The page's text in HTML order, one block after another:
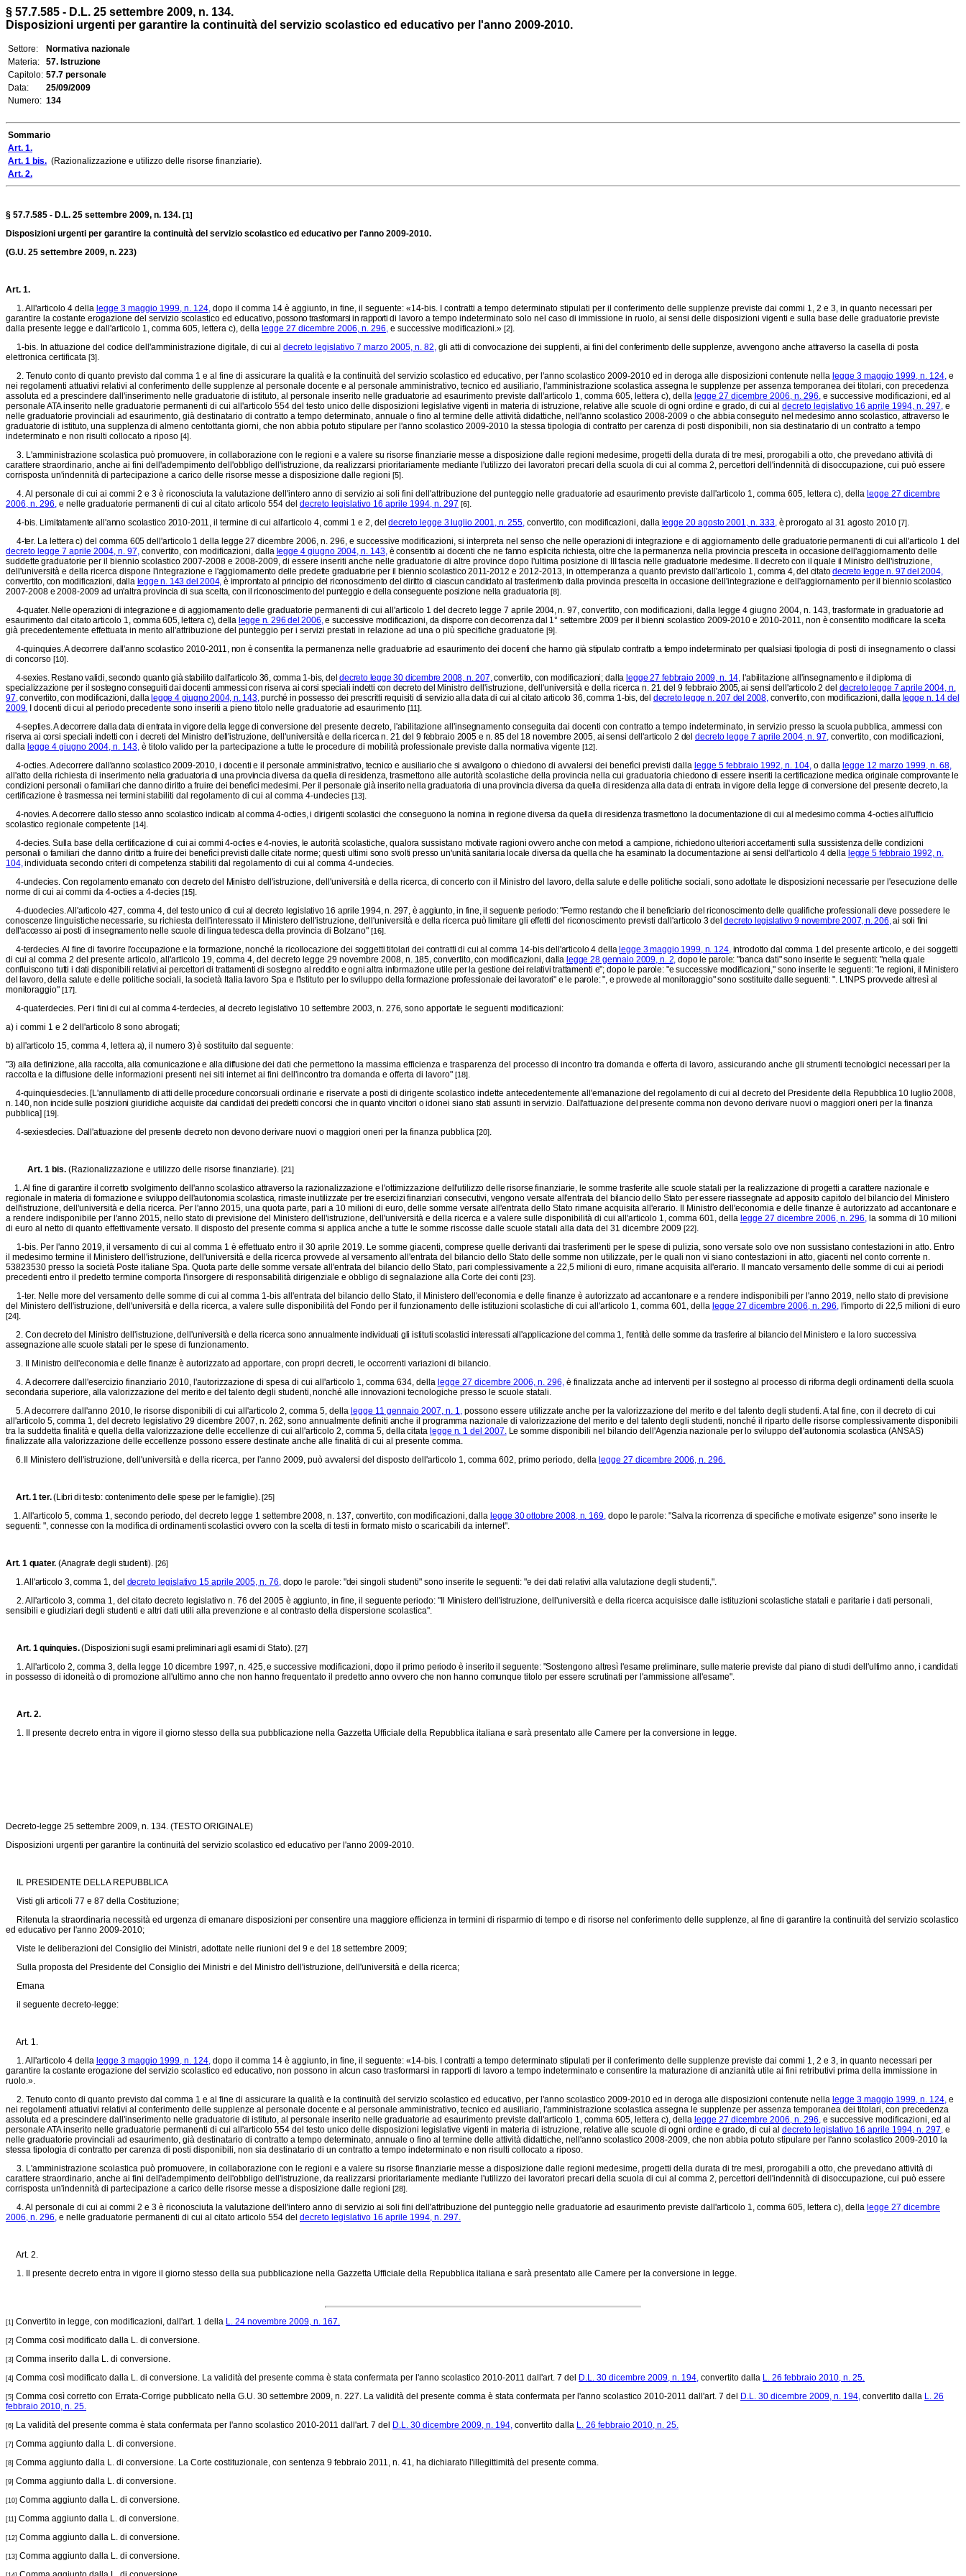
§ 57.7.585 - D.L. 25 settembre 2009, n. 134.
Disposizioni urgenti per garantire la continuità del servizio scolastico ed educativo per l'anno 2009-2010.
Settore:
Normativa nazionale
Materia:
57. Istruzione
Capitolo: 57.7 personale
Data:
25/09/2009
Numero: 134
Sommario
Art. 1.
Art. 1 bis. (Razionalizzazione e utilizzo delle risorse finanziarie).
Art. 2.
§ 57.7.585 - D.L. 25 settembre 2009, n. 134. [1]
Disposizioni urgenti per garantire la continuità del servizio scolastico ed educativo per l'anno 2009-2010.
(G.U. 25 settembre 2009, n. 223)
Art. 1.
1. All'articolo 4 della legge 3 maggio 1999, n. 124, dopo il comma 14 è aggiunto, in fine, il seguente: «14-bis. I contratti a tempo determinato stipulati per il conferimento delle supplenze previste dai commi 1, 2 e 3, in quanto necessari per
garantire la costante erogazione del servizio scolastico ed educativo,possono trasformarsi in rapporti di lavoro a tempo indeterminato solo nel caso di immissione in ruolo, ai sensi delle disposizioni vigenti e sulla base delle graduatorie previste
dalla presente legge e dall'articolo 1, comma 605, lettera c), della legge 27 dicembre 2006, n. 296, e successive modificazioni.» [2].
1-bis. In attuazione del codice dell'amministrazione digitale, di cui al decreto legislativo 7 marzo 2005, n. 82, gli atti di convocazione dei supplenti, ai fini del conferimento delle supplenze, avvengono anche attraverso la casella di posta
elettronica certificata [3].
2. Tenuto conto di quanto previsto dal comma 1 e al fine di assicurare la qualità e la continuità del servizio scolastico ed educativo, per l'anno scolastico 2009-2010 ed in deroga alle disposizioni contenute nella legge 3 maggio 1999, n. 124, e
nei regolamenti attuativi relativi al conferimento delle supplenze al personale docente e al personale amministrativo, tecnico ed ausiliario, l'amministrazione scolastica assegna le supplenze per assenza temporanea dei titolari, con precedenza
assoluta ed a prescindere dall'inserimento nelle graduatorie di istituto, al personale inserito nelle graduatorie ad esaurimento previste dall'articolo 1, comma 605, lettera c), della legge 27 dicembre 2006, n. 296, e successive modificazioni, ed al
personale ATA inserito nelle graduatorie permanenti di cui all'articolo 554 del testo unico delle disposizioni legislative vigenti in materia di istruzione, relative alle scuole di ogni ordine e grado, di cui al decreto legislativo 16 aprile 1994, n. 297, e
nelle graduatorie provinciali ad esaurimento, già destinatario di contratto a tempo determinato, annuale o fino al termine delle attività didattiche, nell'anno scolastico 2008-2009 o che abbia conseguito nel medesimo anno sco lastico, attraverso le
graduatorie di istituto, una supplenza di almeno centottanta giorni, che non abbia potuto stipulare per l'anno scolastico 2009-2010 la stessa tipologia di contratto per carenza di posti disponibili, non sia destinatario di un contratto a tempo
indeterminato e non risulti collocato a riposo [4].
3. L'amministrazione scolastica può promuovere, in collaborazione con le regioni e a valere su risorse finanziarie messe a disposizione dalle regioni medesime, progetti della durata di tre mesi, prorogabili a otto, che prevedano attività di
carattere straordinario, anche ai fini dell'adempimento dell'obbligo dell'istruzione, da realizzarsi prioritariamente mediante l'utilizzo dei lavoratori precari della scuola di cui al comma 2, percettori dell'indennità di disoccupazione, cui può essere
corrisposta un'indennità di partecipazione a carico delle risorse messe a disposizione dalle regioni [5].
4. Al personale di cui ai commi 2 e 3 è riconosciuta la valutazione dell'intero anno di servizio ai soli fini dell'attribuzione del punteggio nelle graduatorie ad esaurimento previste dall'articolo 1, comma 605, lettera c), della legge 27 dicembre
2006, n. 296, e nelle graduatorie permanenti di cui al citato articolo 554 del decreto legislativo 16 aprile 1994, n. 297 [6].
4-bis. Limitatamente all'anno scolastico 2010-2011, il termine di cui all'articolo 4, commi 1 e 2, deldecreto legge 3 luglio 2001, n. 255, convertito, con modificazioni, dalla legge 20 agosto 2001, n. 333,è prorogato al 31 agosto 2010 [7].
4-ter. La lettera c) del comma 605 dell'articolo 1 della legge 27 dicembre 2006, n. 296, e successive modificazioni, si interpreta nel sensoche nelle operazioni di integrazione e di aggiornamento delle graduatoriepermanenti di cui all'articolo 1 del
decreto legge 7 aprile 2004, n. 97, convertito, con modificazioni, dalla legge 4 giugno 2004, n. 143,è consentito ai docenti che ne fanno esplicita richiesta, oltre che la permanenzanella provincia prescelta in occasione dell'aggiornamento delle
suddettegraduatorie per il biennio scolastico 2007-2008 e 2008-2009, di essere inseriti anche nelle graduatorie di altre province dopo l'ultima posizionedi III fascia nelle graduatorie medesime. Il decreto con il quale il Ministrodell'istruzione,
dell'università e della ricerca dispone l'integrazione e l'aggiornamento delle predette graduatorie per il biennio scolastico 2011-2012 e 2012-2013, in ottemperanza a quanto previsto dall'articolo 1,comma 4, del citatodecreto legge n. 97 del 2004,
convertito, con modificazioni, dalla legge n. 143 del 2004, è improntato al principio del riconoscimento del diritto di ciascun candidato al trasferimento dalla provincia prescelta in occasione dell'integrazione e dell'aggiornamento per il biennio scolastico
2007-2008 e 2008-2009 ad un'altra provincia di sua scelta,con il riconoscimento del punteggio e della conseguente posizione nella graduatoria [8].
4-quater. Nelle operazioni di integrazione e di aggiornamento delle graduatorie permanenti di cui all'articolo 1 del decreto legge 7 aprile 2004,n. 97, convertito, con modificazioni, dalla legge 4 giugno 2004,n. 143, trasformate in graduatorie ad
esaurimento dal citato articolo 1, comma 605, lettera c), della legge n. 296 del 2006,e successive modificazioni, da disporre con decorrenza dal 1° settembre 2009 per il bienniscolastico 2009-2010 e 2010-2011, non è consentito modificare la scelta
già precedentemente effettuata in merito all'attribuzione del punteggio per i servizi prestati in relazione ad una o più specifiche graduatorie [9].
4-quinquies. A decorrere dall'anno scolastico 2010-2011, non è consentita la permanenza nelle graduatorie ad esaurimento dei docenti che hanno già stipulato contratto a tempo indeterminato per qualsiasi tipologia di posti di insegnamento o classi
di concorso [10].
4-sexies. Restano validi, secondo quanto già stabilito dall'articolo 36, comma 1-bis, deldecreto legge 30 dicembre 2008, n. 207,convertito, con modificazioni; dalla legge 27 febbraio 2009, n. 14, l'abilitazione all'insegnamento e il diploma di
specializzazione per il sostegno conseguiti dai docenti ammessi con riserva ai corsi speciali indetti con decreto del Ministro dell'istruzione, dell'università e della ricerca n. 21 del 9 febbraio 2005,ai sensi dell'articolo 2 del decreto legge 7 aprile 2004, n.
97,convertito, con modificazioni, dalla legge 4 giugno 2004, n. 143,purché in possesso dei prescritti requisiti di servizio alla data di cui al citato articolo 36, comma 1-bis, del decreto legge n. 207 del 2008,convertito, con modificazioni, dalla legge n. 14 del
2009.
docenti di cui al periodo precedente sono inseriti a pieno titolo nelle graduatorie ad esaurimento [11].
4-septies. A decorrere dalla data di entrata in vigore della legge diconversione del presente decreto, l'abilitazione all'insegnamento conseguita dai docenti con contratto a tempo indeterminato, in servizio presso la scuola pubblica, ammessi con
riserva ai corsi speciali indetti con i decreti del Ministro dell'istruzione, dell'università e della ricerca n. 21 del 9 febbraio 2005 e n. 85 del 18 novembre 2005, ai sensi dell'articolo 2 del decreto legge 7 aprile 2004, n. 97, convertito, con modificazioni,
dalla legge 4 giugno 2004, n. 143, è titolo valido per la partecipazione a tutte le procedure di mobilità professionale previste dalla normativa vigente [12].
4-octies. A decorrere dall'anno scolastico 2009-2010, i docenti e il personale amministrativo, tecnico e ausiliario che si avvalgono o chiedono di avvalersi dei benefìci previsti dalla legge 5 febbraio 1992, n. 104,o dalla legge 12 marzo 1999, n. 68,
all'atto della richiesta di inserimento nella graduatoria di una provincia diversa da quella di residenza, trasmettono alle autorità scolastiche della provincia nella cui graduatoria chiedono di essere inseriti la certificazione medica originale comprovante le
condizioni personali o familiari che danno diritto a fruire dei benefìci medesimi. Per il personale già inserito nella graduatoria di una provincia diversa da quella di residenza alla data di entrata in vigore della legge di conversione del presente decreto, la
certificazione è trasmessa nei terministabiliti dal regolamento di cui al comma 4-undecies[13].
4-novies. A decorrere dallo stesso anno scolastico indicato al comma 4-octies, i dirigenti scolastici che conseguono la nomina in regione diversa da quella di residenza trasmettono la documentazione di cui al medesimocomma 4-octies all'ufficio
scolastico regionale competente [14].
4-decies. Sulla base della certificazione di cui ai commi 4-octies e4-novies, le autorità scolastiche, qualora sussistano motivate ragioni ovvero anche con metodi a campione, richiedono ulteriori accertamenti sulla sussistenza delle condizioni
personali o familiari che danno diritto a fruiredei benefìci previsti dalle citate norme; questi ultimi sono svolti pressoun'unità sanitaria locale diversa da quella che ha esaminato la documentazione ai sensi dell'articolo 4 della legge 5 febbraio 1992, n.
104,individuata secondo criteri di competenza stabiliti dal regolamento di cui al comma 4-undecies.
4-undecies. Con regolamento emanato con decreto del Ministro del l'istruzione, dell'università e della ricerca, di concerto con il Ministrodel lavoro, della salute e delle politiche sociali, sono adottate le disposizioni necessarie per l'esecuzione delle
norme di cui ai commi da 4-octies a 4-decies [15].
4-duodecies. All'articolo 427, comma 4, del testo unico di cui al decreto legislativo 16 aprile 1994, n. 297, è aggiunto, in fine, il seguente periodo: "Fermo restando che il beneficiario del riconoscimento delle qualifiche professionali deve possedere le
conoscenze linguistiche necessarie, su richiesta dell'interessato il Ministero dell'istruzione, dell'università e della ricerca può limitare gli effetti del riconoscimento previsti dall'articolo 3 deldecreto legislativo 9 novembre 2007, n. 206,ai soli fini
dell'accesso ai posti di insegnamento nelle scuole di lingua tedesca della provincia di Bolzano" [16].
4-terdecies. Al fine di favorire l'occupazione e la formazione, nonché la ricollocazione dei soggetti titolari dei contratti di cui al comma 14-bisdell'articolo 4 della legge 3 maggio 1999, n. 124,introdotto dal comma 1del presente articolo, e dei soggetti
di cui al comma 2 del presente articolo, all'articolo 19, comma 4, del decreto legge 29 novembre 2008, n. 185, convertito, con modificazioni, dalla legge 28 gennaio 2009, n. 2, dopo le parole: "banca dati" sono inserite le seguenti: "nella quale
confluiscono tutti i dati disponibili relativi ai percettori di trattamenti di sostegno al reddito e ogni altra informazione utile per la gestione dei relativi trattamenti e"; dopo le parole: "e successive modificazioni," sono inserite le seguenti: "le regioni, il Ministero
del lavoro, della salute e delle politichesociali, la società Italia lavoro Spa e l'Istituto per lo sviluppo della formazione professionale dei lavoratori" e le parole: ", e provvede al monitoraggio" sono sostituite dalle seguenti: ". L'INPS provvede altresì al
monitoraggio"[17].
4-quaterdecies. Per i fini di cui al comma 4-terdecies, al decreto legislativo 10 settembre 2003, n. 276, sono apportate le seguenti modificazioni:
a) i commi 1 e 2 dell'articolo 8 sono abrogati;
b) all'articolo 15, comma 4, lettera a), il numero 3) è sostituito dalseguente:
"3) alla definizione, alla raccolta, alla comunicazione e alla diffusionedei dati che permettono la massima efficienza e trasparenza del processo di incontro tra domanda e offerta di lavoro, assicurando anche gli strumenti tecnologici necessari per la
raccolta e la diffusione delle informazioni presenti nei siti internet ai fini dell'incontro tra domanda e offerta di lavoro"[18].
4-quinquiesdecies. [L'annullamento di atti delle procedure concorsuali ordinarie e riservate a posti di dirigente scolastico indette antecedentemente all'emanazione del regolamento di cui al decreto del Presidente della Repubblica 10 luglio 2008,
n. 140, non incide sulle posizioni giuridiche acquisite dai candidati dei predetti concorsi che in quanto vincitori oidonei siano stati assunti in servizio. Dall'attuazione del presente commanon devono derivare nuovi o maggiori oneri per la finanza
pubblica] [19].
4-sexiesdecies. Dall'attuazione del presente decreto non devono derivare nuovi o maggiori oneri per la finanza pubblica[20].
Art. 1 bis. (Razionalizzazione e utilizzo delle risorse finanziarie). [21]
1. Al fine di garantire il corretto svolgimento dell'anno scolastico attraverso la razionalizzazione e l'ottimizzazione dell'utilizzo delle risorse finanziarie, le somme trasferite alle scuole statali per la realizzazione di progetti a carattere nazionale e
regionale in materia di formazione e svi luppo dell'autonomia scolastica, rimaste inutilizzate per tre esercizi finanziari consecutivi, vengono versate all'entrata del bilancio dello Stato per essere riassegnate ad apposito capitolo del bilancio del Ministero
dell'istruzione, dell'università e della ricerca. Per l'anno 2015, una quota parte, pari a 10 milioni di euro, delle somme versate all'entrata dello Stato rimane acquisita all'erario. Il Ministro dell'economia e delle finanze è autorizzato ad accantonare e
a rendere indisponibile per l'anno 2015, nello stato di previsione del Ministero dell'istruzione, dell'università e della ricerca e a valere sulle disponibilità di cui all'articolo 1, comma 601, della legge 27 dicembre 2006, n. 296, la somma di 10 milioni
di euro al netto di quanto effettivamente versato. Il disposto del presente comma si applica anche a tutte le somme riscosse dalle scuole statali alla data del 31 dicembre 2009 [22].
1-bis. Per l'anno 2019, il versamento di cui al comma 1 è effettuato entro il 30 aprile 2019. Le somme giacenti, comprese quelle derivanti dai trasferimenti per le spese di pulizia, sono versate solo ove non sussistano contestazioni in atto. Entro
il medesimo termine il Ministero dell'istruzione, dell'università e della ricerca provvede al versamento all'entrata del bilancio dello Stato delle somme non utilizzate, per le quali non vi siano contestazioni in atto, giacenti nel conto corrente n.
53823530 presso la società Poste italiane Spa. Quota parte delle somme versate all'entrata del bilancio dello Stato, pari complessivamente a 22,5 milioni di euro, rimane acquisita all'erario. Il mancato versamento delle somme di cui ai periodi
precedenti entro il predetto termine comporta l'insorgere di responsabilità dirigenziale e obbligo di segnalazione alla Corte dei conti [23].
1-ter. Nelle more del versamento delle somme di cui al comma 1-bis all'entrata del bilancio dello Stato, il Ministero dell'economia e delle finanze è autorizzato ad accantonare e a rendere indisponibili per l'anno 2019, nello stato di previsione
del Ministero dell'istruzione, dell'università e della ricerca, a valere sulle disponibilità del Fondo per il funzionamento delle istituzioni scolastiche di cui all'articolo 1, comma 601, della legge 27 dicembre 2006, n. 296, l'importo di 22,5 milioni di euro
[24].
2. Con decreto del Ministro dell'istruzione, dell'università e della ricerca sono annualmente individuati gli istituti scolastici interessati all'applicazione del comma 1, l'entità delle somme da trasferire al bilancio del Ministero e la loro successiva
assegnazione alle scuole statali per le spese di funzionamento.
3. Il Ministro dell'economia e delle finanze è autorizzato ad apportare, con propri decreti, le occorrenti variazioni di bilancio.
4. A decorrere dall'esercizio finanziario 2010, l'autorizzazione di spesa di cui all'articolo 1, comma 634, della legge 27 dicembre 2006, n. 296,è finalizzata anche ad interventi per il sostegno al processo di riforma degli ordinamenti della scuola
secondaria superiore, alla valorizzazione del merito e del talento degli studenti, nonché alle innovazioni tecnologiche presso le scuole statali.
5.A decorrere dall'anno 2010, le risorse disponibili di cui all'articolo 2, comma 5, della legge 11 gennaio 2007, n. 1,possono essere utilizzate anche per la valorizzazione del merito e del talento degli studenti. A tal fine, con il decreto di cui
all'articolo 5, comma 1, del decreto legislativo 29 dicembre 2007, n. 262, sono annualmente definiti anche il programmanazionale di valorizzazione del merito e del talento degli studenti, nonché il riparto delle risorse complessivamente disponibili
tra la suddetta finalità e quella della valorizzazione delle eccellenze di cui all'articolo 2, comma 5, della citata legge n. 1 del 2007.Le somme disponibili nel bilancio dell'Agenzia nazionale per lo sviluppo dell'autonomia scolastica (ANSAS)
finalizzate alla valorizzazione delle eccellenze possono essere destinate anche alle finalità di cui al presente comma.
6. Il Ministero dell'istruzione, dell'università e della ricerca, per l'anno 2009, può avvalersi del disposto dell'articolo 1, comma 602, primo periodo, della legge 27 dicembre 2006, n. 296.
Art. 1 ter.(Libri di testo: contenimento delle spese per le famiglie).[25]
1. All'articolo 5, comma 1, secondo periodo, del decreto legge 1 settembre 2008, n. 137, convertito, con modificazioni, dalla legge 30 ottobre 2008, n. 169, dopo le parole: "Salva la ricorrenza di specifiche e motivate esigenze" sono inserite le
seguenti: ", connesse con la modifica di ordinamenti scolastici ovvero con la scelta di testi in formato misto o scaricabili da internet".
Art. 1 quater. (Anagrafe degli studenti). [26]
1. All'articolo 3, comma 1, del decreto legislativo 15 aprile 2005, n. 76,dopo le parole: "dei singoli studenti" sono inserite le seguenti: "e dei dati relativi alla valutazione degli studenti,".
2. All'articolo 3, comma 1, del citato decreto legislativo n. 76 del 2005 è aggiunto, in fine, il seguente periodo: "Il Ministero dell'istruzione, dell'università e della ricerca acquisisce dalle istituzioni scolastiche statali e paritarie i dati personali,
sensibili e giudiziari degli studenti e altri dati utili alla prevenzione e al contrasto della dispersione scolastica".
Art. 1 quinquies.(Disposizioni sugli esami preliminari agli esamidi Stato).[27]
1. All'articolo 2, comma 3, della legge 10 dicembre 1997, n. 425, e successive modificazioni, dopo il primo periodo è inserito il seguente: "Sostengono altresì l'esame preliminare, sulle materie previste dal piano di studi dell'ultimo anno, i candidati
in possesso di idoneità o dipromozione all'ultimo anno che non hanno frequentato il predetto annoovvero che non hanno comunque titolo per essere scrutinati per l'ammissione all'esame".
Art. 2.
1. Il presente decreto entra in vigore il giorno stesso della sua pubblicazione nella Gazzetta Ufficiale della Repubblica italiana e sarà presentato alle Camere per la conversione in legge.
Decreto-legge 25 settembre 2009, n. 134. (TESTO ORIGINALE)
Disposizioni urgenti per garantire la continuità del servizio scolastico ed educativo per l'anno 2009-2010.
IL PRESIDENTE DELLA REPUBBLICA
Visti gli articoli 77 e 87 della Costituzione;
Ritenuta la straordinaria necessità ed urgenza di emanare disposizioni per consentire una maggiore efficienza in termini di risparmio di tempo e di risorse nel conferimento delle supplenze, al fine di garantire la continuità del servizio scolastico
ed educativo per l'anno 2009-2010;
Viste le deliberazioni del Consiglio dei Ministri, adottate nelle riunioni del 9 e del 18 settembre 2009;
Sulla proposta del Presidente del Consiglio dei Ministri e del Ministro dell'istruzione, dell'università e della ricerca;
Emana
il seguente decreto-legge:
Art. 1.
1. All'articolo 4 della legge 3 maggio 1999, n. 124, dopo il comma 14 è aggiunto, in fine, il seguente: «14-bis. I contratti a tempo determinato stipulati per il conferimento delle supplenze previste dai commi 1, 2 e 3, in quanto necessari per
garantire la costante erogazione del servizio scolastico ed educativo, non possono in alcun caso trasformarsi in rapporti di lavoro a tempo indeterminato e consentire la maturazione di anzianità utile ai fini retributivi prima della immissione in
ruolo.».
2. Tenuto conto di quanto previsto dal comma 1 e al fine di assicurare la qualità e la continuità del servizio scolastico ed educativo, per l'anno scolastico 2009-2010 ed in deroga alle disposizioni contenute nella legge 3 maggio 1999, n. 124, e
nei regolamenti attuativi relativi al conferimento delle supplenze al personale docente e al personale amministrativo, tecnico ed ausiliario, l'amministrazione scolastica assegna le supplenze per assenza temporanea dei titolari, con precedenza
assoluta ed a prescindere dall'inserimento nelle graduatorie di istituto, al personale inserito nelle graduatorie ad esaurimento previste dall'articolo 1, comma 605, lettera c), della legge 27 dicembre 2006, n. 296, e successive modificazioni, ed al
personale ATA inserito nelle graduatorie permanenti di cui all'articolo 554 del testo unico delle disposizioni legislative vigenti in materia di istruzione, relative alle scuole di ogni ordine e grado, di cui al decreto legislativo 16 aprile 1994, n. 297, e
nelle graduatorie provinciali ad esaurimento, già destinatario di contratto a tempo determinato, annuale o fino al termine delle attività didattiche, nell'anno scolastico 2008-2009, che non abbia potuto stipulare per l'anno scolastico 2009-2010 la
stessa tipologia di contratto per carenza di posti disponibili, non sia destinatario di un contratto a tempo indeterminato e non risulti collocato a riposo.
3. L'amministrazione scolastica può promuovere, in collaborazione con le regioni e a valere su risorse finanziarie messe a disposizione dalle regioni medesime, progetti della durata di tre mesi, prorogabili a otto, che prevedano attività di
carattere straordinario, anche ai fini dell'adempimento dell'obbligo dell'istruzione, da realizzarsi prioritariamente mediante l'utilizzo dei lavoratori precari della scuola di cui al comma 2, percettori dell'indennità di disoccupazione, cui può essere
corrisposta un'indennità di partecipazione a carico delle risorse messe a disposizione dalle regioni [28].
4. Al personale di cui ai commi 2 e 3 è riconosciuta la valutazione dell'intero anno di servizio ai soli fini dell'attribuzione del punteggio nelle graduatorie ad esaurimento previste dall'articolo 1, comma 605, lettera c), della legge 27 dicembre
2006, n. 296, e nelle graduatorie permanenti di cui al citato articolo 554 del decreto legislativo 16 aprile 1994, n. 297.
Art. 2.
1. Il presente decreto entra in vigore il giorno stesso della sua pubblicazione nella Gazzetta Ufficiale della Repubblica italiana e sarà presentato alle Camere per la conversione in legge.
[1] Convertito in legge, con modificazioni, dall'art. 1 della L. 24 novembre 2009, n. 167.
[2] Comma così modificato dalla L. di conversione.
[3] Comma inserito dalla L. di conversione.
[4] Comma così modificato dalla L. di conversione. La validità del presente comma è stata confermata per l'anno scolastico 2010-2011 dall'art. 7 del D.L. 30 dicembre 2009, n. 194, convertito dalla L. 26 febbraio 2010, n. 25.
[5] Comma così corretto con Errata-Corrige pubblicato nella G.U. 30 settembre 2009, n. 227. La validità del presente comma è stata confermata per l'anno scolastico 2010-2011 dall'art. 7 del D.L. 30 dicembre 2009, n. 194, convertito dalla L. 26
febbraio 2010, n. 25.
[6] La validità del presente comma è stata confermata per l'anno scolastico 2010-2011 dall'art. 7 del D.L. 30 dicembre 2009, n. 194, convertito dalla L. 26 febbraio 2010, n. 25.
[7] Comma aggiunto dalla L. di conversione.
[8] Comma aggiunto dalla L. di conversione. La Corte costituzionale, con sentenza 9 febbraio 2011, n. 41, ha dichiarato l'illegittimità del presente comma.
[9] Comma aggiunto dalla L. di conversione.
[10] Comma aggiunto dalla L. di conversione.
[11] Comma aggiunto dalla L. di conversione.
[12] Comma aggiunto dalla L. di conversione.
[13] Comma aggiunto dalla L. di conversione.